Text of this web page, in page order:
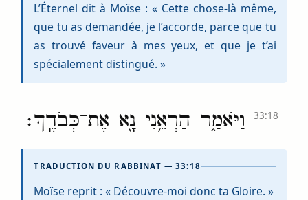
L’Éternel dit à Moïse : « Cette chose-là même,
que tu as demandée, je l’accorde, parce que tu
as trouvé faveur à mes yeux, et que je t’ai
spécialement distingué. »
וַיֹּאמַ֑ר הַרְאֵ֥נִי נָ֖א אֶת־כְּבֹדֶֽךָ׃ 33:18
TRADUCTION DU RABBINAT — 33:18
Moïse reprit : « Découvre-moi donc ta Gloire. »